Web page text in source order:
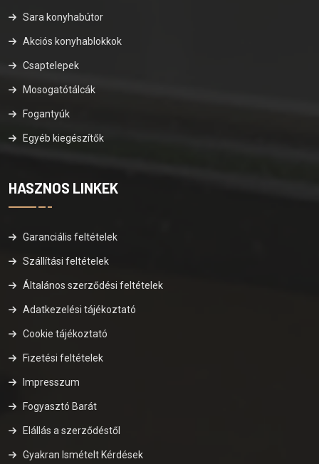
Sara konyhabútor
Akciós konyhablokkok
Csaptelepek
Mosogatótálcák
Fogantyúk
Egyéb kiegészítők
HASZNOS LINKEK
Garanciális feltételek
Szállítási feltételek
Általános szerződési feltételek
Adatkezelési tájékoztató
Cookie tájékoztató
Fizetési feltételek
Impresszum
Fogyasztó Barát
Elállás a szerződéstől
Gyakran Ismételt Kérdések